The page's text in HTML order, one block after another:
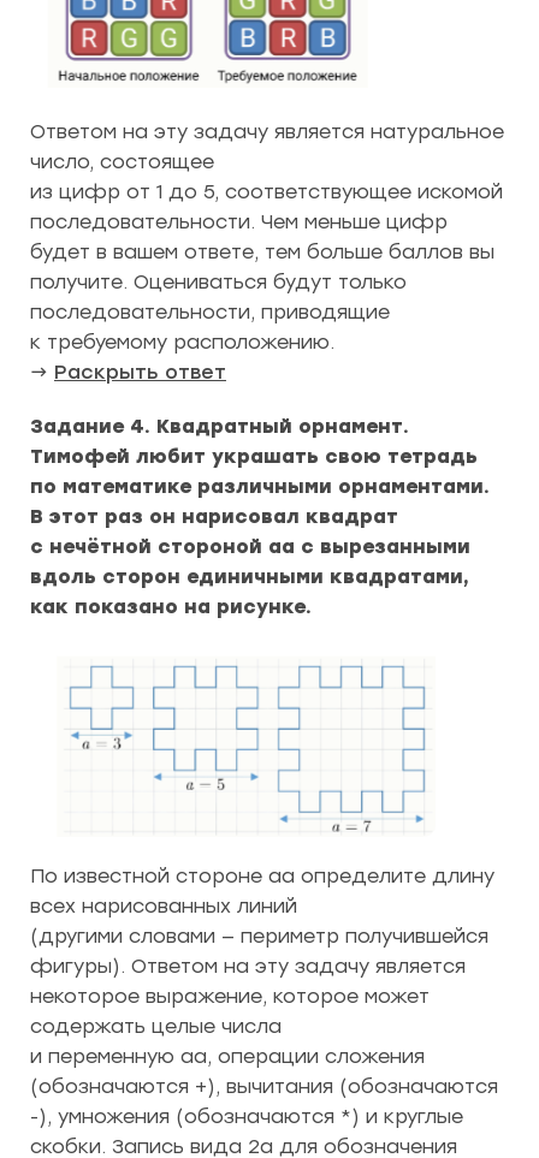
Ответом на эту задачу является натуральное
число, состоящее
из цифр от 1 до 5, соответствующее искомой
последовательности. Чем меньше цифр
будет в вашем ответе, тем больше баллов вы
получите. Оцениваться будут только
последовательности, приводящие
к требуемому расположению.
→ Раскрыть ответ
Задание 4. Квадратный орнамент.
Тимофей любит украшать свою тетрадь
по математике различными орнаментами.
В этот раз он нарисовал квадрат
с нечётной стороной aa с вырезанными
вдоль сторон единичными квадратами,
как показано на рисунке.
По известной стороне aa определите длину
всех нарисованных линий
(другими словами — периметр получившейся
фигуры). Ответом на эту задачу является
некоторое выражение, которое может
содержать целые числа
и переменную aa, операции сложения
(обозначаются +), вычитания (обозначаются
-), умножения (обозначаются *) и круглые
скобки. Запись вида 2a для обозначения